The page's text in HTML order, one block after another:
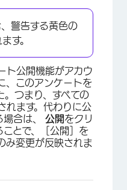
警告する黄色の
す。
ト公開機能がアカウ
、このアンケートを
。つまり、すべての
れます。代わりに公
場合は、 公開をクリ
ことで、［公開］を
み変更が反映されま